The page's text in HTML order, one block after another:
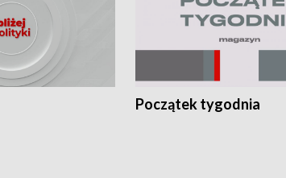
Początek tygodnia